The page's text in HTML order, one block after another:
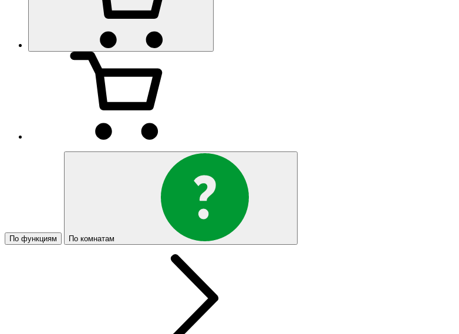
По функциям По комнатам